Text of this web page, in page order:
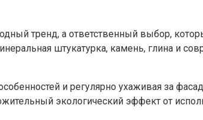
тренд, а ответственный выбор,
штукатурка, камень, глина и
и регулярно ухаживая за
экологический эффект от